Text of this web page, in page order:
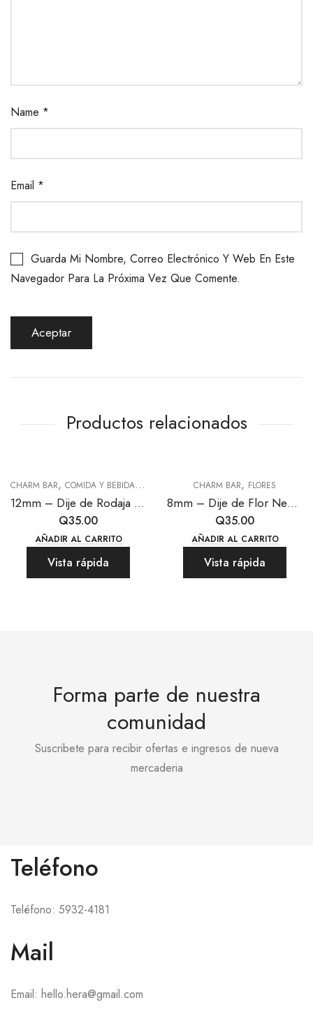
Name *
Email *
Guarda Mi Nombre, Correo Electrónico Y Web En Este
Navegador Para La Próxima Vez Que Comente.
Productos relacionados
CHARM BAR, COMIDA Y BEBIDA, TODAS LAS JOYAS
12mm – Dije de Rodaja de Naranja
Q35.00
AÑADIR AL CARRITO
Vista rápida
CHARM BAR, FLORES
8mm – Dije de Flor Negra
Q35.00
AÑADIR AL CARRITO
Vista rápida
Forma parte de nuestra
comunidad
Suscribete para recibir ofertas e ingresos de nueva
mercaderia
Teléfono
Teléfono: 5932-4181
Mail
Email: hello.hera@gmail.com